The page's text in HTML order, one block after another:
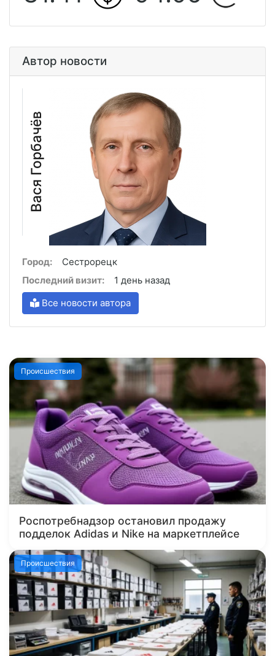
Автор новости
Вася Горбачёв
Город:
Сестрорецк
Последний визит:
1 день назад
Все новости автора
Происшествия
Роспотребнадзор остановил продажу
подделок Adidas и Nike на маркетплейсе
Происшествия